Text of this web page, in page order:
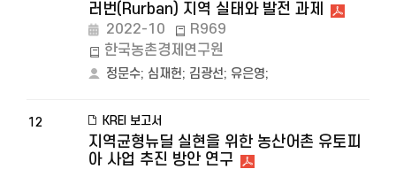
러번(Rurban) 지역 실태와 발전 과제
2022-10
R969
한국농촌경제연구원
정문수; 심재헌; 김광선; 유은영;
12 KREI 보고서
지역균형뉴딜 실현을 위한 농산어촌 유토피
아 사업 추진 방안 연구